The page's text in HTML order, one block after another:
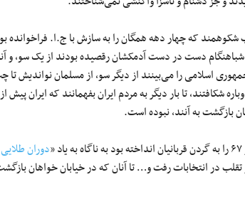
شکوهمند که چهار دهه همگان را به سازش با ج.ا. فراخوانده
دست در دست آدمکشان رقصیده بودند از یک سو، و
اسلامی را می‌بینند از دیگر سو، از مسلمان نواندیش
شکافتند، تا بار دیگر به مردم ایران بفهمانند که ایران پیش
بازگشت به آنند، نبوده است.
دوران
سخن از تقلب در انتخابات رفت و… تا آنان که در خیابان خواهان